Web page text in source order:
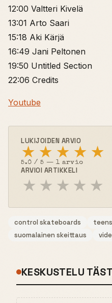
12:00 Valtteri Kivelä
13:01 Arto Saari
15:18 Aki Kärjä
16:49 Jani Peltonen
19:50 Untitled Section
22:06 Credits
Youtube
LUKIJOIDEN ARVIO
★ ★ ★ ★ ★
5.0 / 5 — 1 arvio
ARVIOI ARTIKKELI
★ ★ ★ ★ ★
control skateboards teens
suomalainen skeittaus
KESKUSTELU